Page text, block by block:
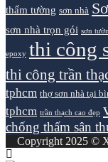
thấm tường sơn nhà
sơn nhà trọn gói sơn
epoxy thi công
thi công trần
tphcm thợ sơn nhà tại
tphcm trần thạch cao đẹp
chống thấm sân
Copyright 2025 ©